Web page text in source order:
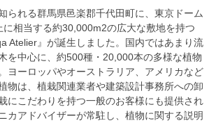
られる群馬県邑楽郡千代田町に、東京ドーム
に相当する約30,000m2の広大な敷地を持つ
Atelier』が誕生しました。国内ではあまり流
を中心に、約500種・20,000本の多様な植物
ヨーロッパやオーストラリア、アメリカなど
物は、植栽関連業者や建築設計事務所への卸
にこだわりを持つ一般のお客様にも提供され
カアドバイザーが常駐し、植物に関する説明